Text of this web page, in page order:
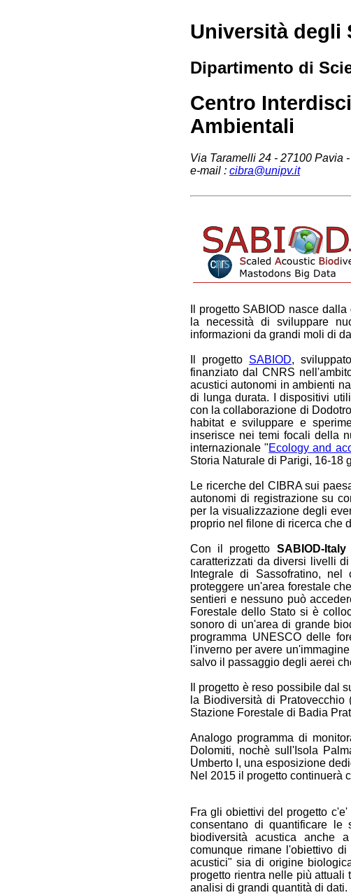
Università degli
Dipartimento di
Centro
Ambientali
Via Taramelli 24 - 27100 Pavia
e-mail : cibra@unipv.it
Il progetto SABIOD nasce
la necessità di sviluppare
informazioni da grandi moli di
Il progetto SABIOD,
finanziato dal CNRS
acustici autonomi in ambienti
di lunga durata. I dispositivi
con la collaborazione di
habitat e sviluppare e
inserisce nei temi focali della
internazionale "Ecology and
Storia Naturale di Parigi, 16-18
Le ricerche del CIBRA sui
autonomi di registrazione su
per la visualizzazione degli
proprio nel filone di ricerca che
Con il progetto SABIOD-Italy
caratterizzati da diversi livelli
Integrale di Sassofratino,
proteggere un'area forestale
sentieri e nessuno può
Forestale dello Stato si è
sonoro di un'area di grande
programma UNESCO delle
l'inverno per avere
salvo il passaggio degli aerei
Il progetto è reso possibile dal
la Biodiversità di
Stazione Forestale di Badia
Analogo programma di
Dolomiti, nochè sull'Isola
Umberto I, una esposizione
Nel 2015 il progetto continuerà
Fra gli obiettivi del progetto
consentano di quantificare
biodiversità acustica anche
comunque rimane l'obiettivo
acustici" sia di origine
progetto rientra nelle più
analisi di grandi quantità di dati.